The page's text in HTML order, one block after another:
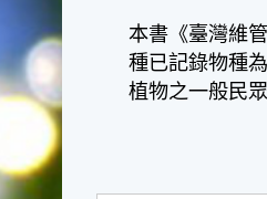
本書《臺灣維
種已記錄物種
植物之一般民